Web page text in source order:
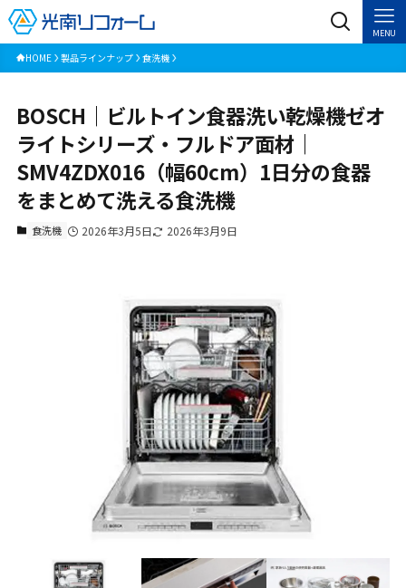
MENU
HOME 製品ラインナップ 食洗機
BOSCH｜ビルトイン食器洗い乾燥機ゼオ
ライトシリーズ・フルドア面材｜
SMV4ZDX016（幅60cm）1日分の食器
をまとめて洗える食洗機
食洗機 2026年3月5日 2026年3月9日